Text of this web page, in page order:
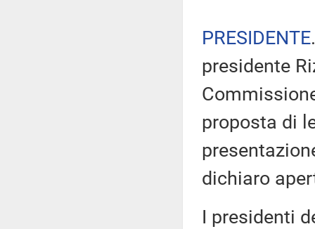
PRESIDENTE
presidente
proposta di
dichiaro
I presidenti